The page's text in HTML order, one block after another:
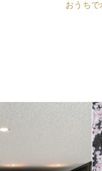
おうちで